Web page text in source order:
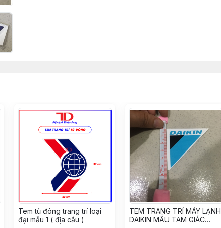
Tem tủ đông trang trí loại
đại mẫu 1 ( địa cầu )
TEM TRANG TRÍ MÁY LẠNH
DAIKIN MẪU TAM GIÁC